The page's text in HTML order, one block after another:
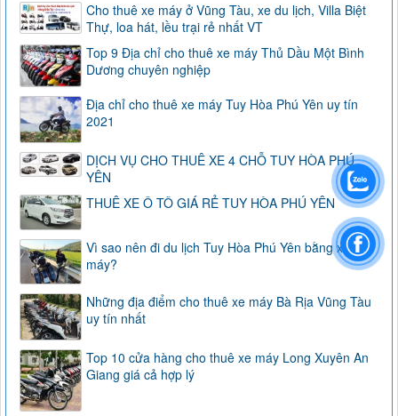
Cho thuê xe máy ở Vũng Tàu, xe du lịch, Villa Biệt
Thự, loa hát, lều trại rẻ nhất VT
Top 9 Địa chỉ cho thuê xe máy Thủ Dầu Một Bình
Dương chuyên nghiệp
Địa chỉ cho thuê xe máy Tuy Hòa Phú Yên uy tín
2021
DỊCH VỤ CHO THUÊ XE 4 CHỖ TUY HÒA PHÚ
YÊN
THUÊ XE Ô TÔ GIÁ RẺ TUY HÒA PHÚ YÊN
Vì sao nên đi du lịch Tuy Hòa Phú Yên bằng xe
máy?
Những địa điểm cho thuê xe máy Bà Rịa Vũng Tàu
uy tín nhất
Top 10 cửa hàng cho thuê xe máy Long Xuyên An
Giang giá cả hợp lý